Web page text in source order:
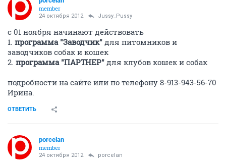
member
24 октября 2012 Jussy_Pussy
с 01 ноября начинают действовать
1. программа "Заводчик" для питомников и
заводчиков собак и кошек
2. программа "ПАРТНЕР" для клубов кошек и собак
подробности на сайте или по телефону 8-913-943-56-70
Ирина.
ОТВЕТИТЬ
porcelan
member
24 октября 2012 porcelan